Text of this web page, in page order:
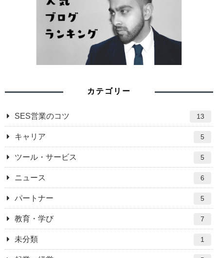
カテゴリー
SES営業のコツ 13
キャリア 5
ツール・サービス 5
ニュース 6
パートナー 5
教育・学び 7
未分類 1